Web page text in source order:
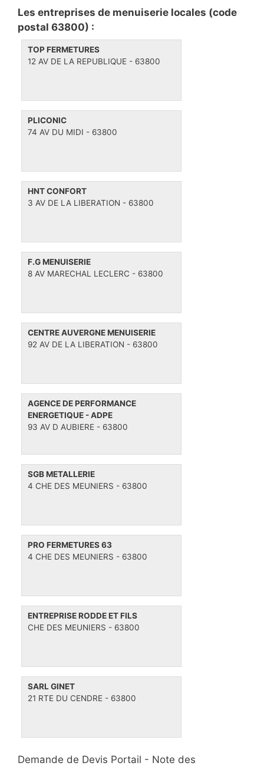
e
s
a
i
o
Les entreprises de menuiserie locales (code
postal 63800) :
TOP FERMETURES
12 AV DE LA REPUBLIQUE - 63800
PLICONIC
74 AV DU MIDI - 63800
HNT CONFORT
3 AV DE LA LIBERATION - 63800
F.G MENUISERIE
8 AV MARECHAL LECLERC - 63800
CENTRE AUVERGNE MENUISERIE
92 AV DE LA LIBERATION - 63800
AGENCE DE PERFORMANCE
ENERGETIQUE - ADPE
93 AV D AUBIERE - 63800
SGB METALLERIE
4 CHE DES MEUNIERS - 63800
PRO FERMETURES 63
4 CHE DES MEUNIERS - 63800
ENTREPRISE RODDE ET FILS
CHE DES MEUNIERS - 63800
SARL GINET
21 RTE DU CENDRE - 63800
Demande de Devis Portail - Note des